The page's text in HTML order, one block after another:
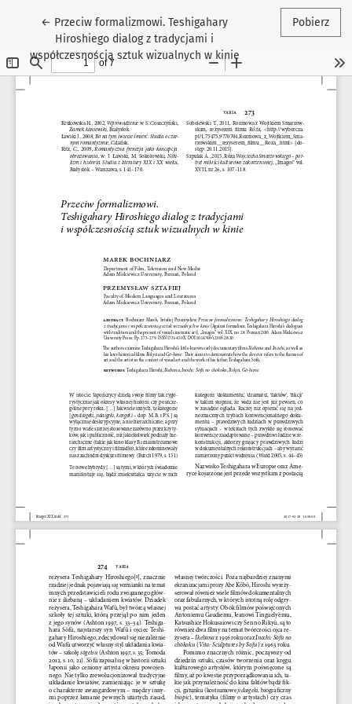
← Wróć do szczegółów artykułu
Przeciw formalizmowi. Teshigahary
Hiroshiego dialog z tradycjami i
współczesnością sztuk wizualnych w kinie
Pobierz